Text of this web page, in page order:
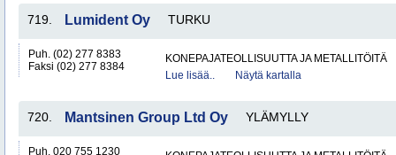
719. Lumident Oy TURKU
Puh. (02) 277 8383
Faksi (02) 277 8384
KONEPAJATEOLLISUUTTA JA METALLITÖITÄ
Lue lisää..
Näytä kartalla
720. Mantsinen Group Ltd Oy YLÄMYLLY
Puh. 020 755 1230